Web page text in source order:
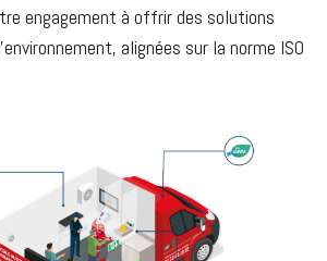
engagement à offrir des solutions
alignées sur la norme ISO